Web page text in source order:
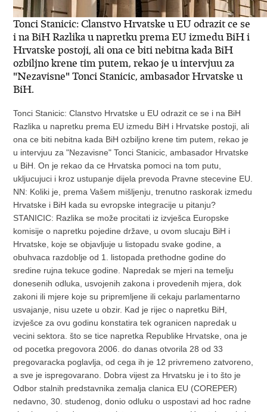
Tonci Stanicic: Clanstvo Hrvatske u EU odrazit ce se
i na BiH Razlika u napretku prema EU izmedu BiH i
Hrvatske postoji, ali ona ce biti nebitna kada BiH
ozbiljno krene tim putem, rekao je u intervjuu za
"Nezavisne" Tonci Stanicic, ambasador Hrvatske u
BiH.
Tonci Stanicic: Clanstvo Hrvatske u EU odrazit ce se i na BiH
Razlika u napretku prema EU izmedu BiH i Hrvatske postoji, ali
ona ce biti nebitna kada BiH ozbiljno krene tim putem, rekao je
u intervjuu za "Nezavisne" Tonci Stanicic, ambasador Hrvatske
u BiH. On je rekao da ce Hrvatska pomoci na tom putu,
ukljucujuci i kroz ustupanje dijela prevoda Pravne stecevine EU.
NN: Koliki je, prema Vašem mišljenju, trenutno raskorak izmedu
Hrvatske i BiH kada su evropske integracije u pitanju?
STANICIC: Razlika se može procitati iz izvješca Europske
komisije o napretku pojedine države, u ovom slucaju BiH i
Hrvatske, koje se objavljuje u listopadu svake godine, a
obuhvaca razdoblje od 1. listopada prethodne godine do
sredine rujna tekuce godine. Napredak se mjeri na temelju
donesenih odluka, usvojenih zakona i provedenih mjera, dok
zakoni ili mjere koje su pripremljene ili cekaju parlamentarno
usvajanje, nisu uzete u obzir. Kad je rijec o napretku BiH,
izvješce za ovu godinu konstatira tek ogranicen napredak u
vecini sektora. što se tice napretka Republike Hrvatske, ona je
od pocetka pregovora 2006. do danas otvorila 28 od 33
pregovaracka poglavlja, od cega ih je 12 privremeno zatvoreno,
a sve je ispregovarano. Dobra vijest za Hrvatsku je i to što je
Odbor stalnih predstavnika zemalja clanica EU (COREPER)
nedavno, 30. studenog, donio odluku o uspostavi ad hoc radne